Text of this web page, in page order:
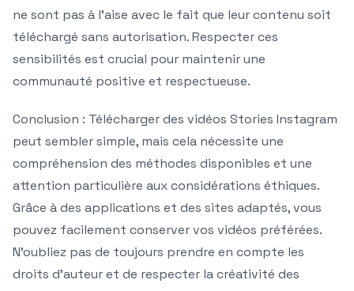
ne sont pas à l’aise avec le fait que leur contenu soit
téléchargé sans autorisation. Respecter ces
sensibilités est crucial pour maintenir une
communauté positive et respectueuse.
Conclusion : Télécharger des vidéos Stories Instagram
peut sembler simple, mais cela nécessite une
compréhension des méthodes disponibles et une
attention particulière aux considérations éthiques.
Grâce à des applications et des sites adaptés, vous
pouvez facilement conserver vos vidéos préférées.
N’oubliez pas de toujours prendre en compte les
droits d’auteur et de respecter la créativité des